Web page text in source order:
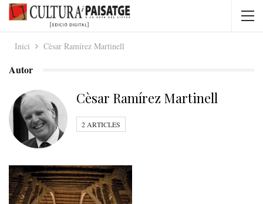
Inici Cèsar Ramírez Martinell
Autor
Cèsar Ramírez Martinell
2 ARTICLES